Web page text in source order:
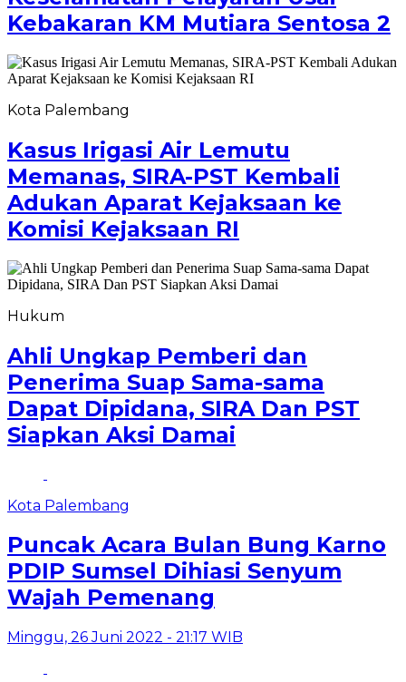
Kebakaran KM Mutiara Sentosa 2
Kota Palembang
Kasus Irigasi Air Lemutu
Memanas, SIRA-PST Kembali
Adukan Aparat Kejaksaan ke
Komisi Kejaksaan RI
Hukum
Ahli Ungkap Pemberi dan
Penerima Suap Sama-sama
Dapat Dipidana, SIRA Dan PST
Siapkan Aksi Damai
Kota Palembang
Puncak Acara Bulan Bung Karno
PDIP Sumsel Dihiasi Senyum
Wajah Pemenang
Minggu, 26 Juni 2022 - 21:17 WIB